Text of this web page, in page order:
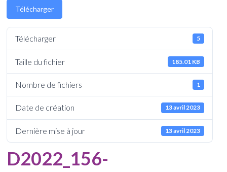
Télécharger
Télécharger 5
Taille du fichier 185.01 KB
Nombre de fichiers 1
Date de création 13 avril 2023
Dernière mise à jour 13 avril 2023
D2022_156-